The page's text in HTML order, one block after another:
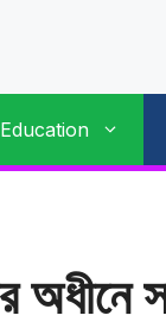
Education